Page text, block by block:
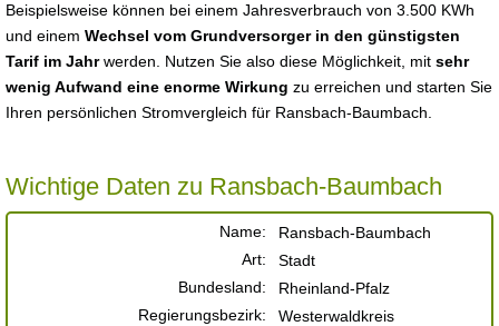
Beispielsweise können bei einem Jahresverbrauch von 3.500 KWh
und einem Wechsel vom Grundversorger in den günstigsten
Tarif im Jahrwerden. Nutzen Sie also diese Möglichkeit, mit sehr
wenig Aufwand eine enorme Wirkung zu erreichen und starten Sie
Ihren persönlichen Stromvergleich für Ransbach-Baumbach.
Wichtige Daten zu Ransbach-Baumbach
Name:
Ransbach-Baumbach
Art:
Stadt
Bundesland:
Rheinland-Pfalz
Regierungsbezirk:
Westerwaldkreis